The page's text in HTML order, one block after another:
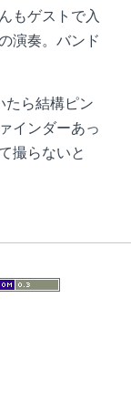
もゲストで入
演奏。バンド
たら結構ピン
インダーあっ
撮らないと